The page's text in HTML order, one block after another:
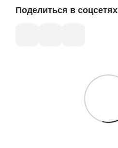
Поделиться в соцсетях